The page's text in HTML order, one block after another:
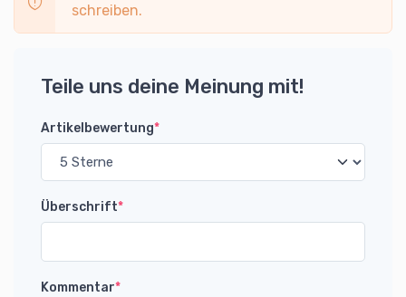
schreiben.
Teile uns deine Meinung mit!
Artikelbewertung*
Überschrift*
Kommentar*